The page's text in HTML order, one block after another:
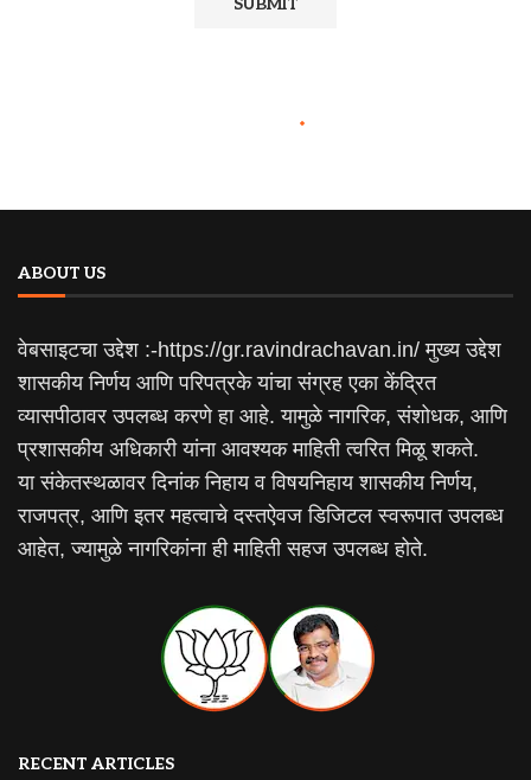
ABOUT US
वेबसाइटचा उद्देश :-https://gr.ravindrachavan.in/ मुख्य उद्देश
शासकीय निर्णय आणि परिपत्रके यांचा संग्रह एका केंद्रित
व्यासपीठावर उपलब्ध करणे हा आहे. यामुळे नागरिक, संशोधक, आणि
प्रशासकीय अधिकारी यांना आवश्यक माहिती त्वरित मिळू शकते.
या संकेतस्थळावर दिनांक निहाय व विषयनिहाय शासकीय निर्णय,
राजपत्र, आणि इतर महत्वाचे दस्तऐवज डिजिटल स्वरूपात उपलब्ध
आहेत, ज्यामुळे नागरिकांना ही माहिती सहज उपलब्ध होते.
RECENT ARTICLES